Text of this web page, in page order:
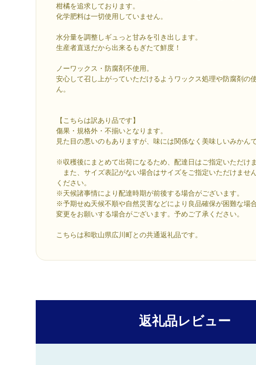
柑橘を追求しております。
化学肥料は一切使用していません。
水分量を調整しギュっと甘みを引き出します。
生産者直送だから出来るもぎたて鮮度！
ノーワックス・防腐剤不使用。
安心して召し上がっていただけるようワックス処理や防腐剤の
ん。
【こちらは訳あり品です】
傷果・規格外・不揃いとなります。
見た目の悪いのもありますが、味には関係なく美味しいみかん
※収穫後にまとめて出荷になるため、配達日はご指定いただけま
また、サイズ表記がない場合はサイズをご指定いただけませ
ください。
※天候諸事情により配達時期が前後する場合がございます。
※予期せぬ天候不順や自然災害などにより良品確保が困難な場
変更をお願いする場合がございます。予めご了承ください。
こちらは和歌山県広川町との共通返礼品です。
返礼品レビュー